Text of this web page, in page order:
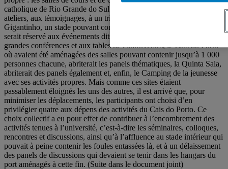
catholique de Rio Grande do Sul (PUCRS) seraient consacrées aux
ateliers, aux témoignages, à un tribunal et au réseautage; le
Gigantinho, un stade pouvant contenir environ 15 000 personnes,
serait réservé aux événements dits « grand public », c’est-à-dire aux
grandes conférences et aux tables de controverses, le Cais do Porto
où avaient été aménagées des salles pouvant contenir jusqu’à 1 000
personnes chacune, abriterait les panels thématiques, la Quinta Sala,
abriterait des panels également et, enfin, le Camping de la jeunesse
avec ses activités propres. Mais comme ces sites étaient
passablement éloignés les uns des autres, il est arrivé que, pour
minimiser les déplacements, les participants ont choisi d’en
privilégier quatre aux dépens des activités du Cais do Porto. Ce
choix collectif a eu pour effet de contribuer à l’encombrement des
activités tenues à l’université, c’est-à-dire les séminaires, colloques,
rencontres et discussions, ainsi qu’à l’affluence au stade intérieur qui
pouvait à peine contenir les foules entassées là, et à un délaissement
des panels de discussions qui devaient se tenir dans les hangars du
port aménagés à cette fin. (Suite dans le document joint)